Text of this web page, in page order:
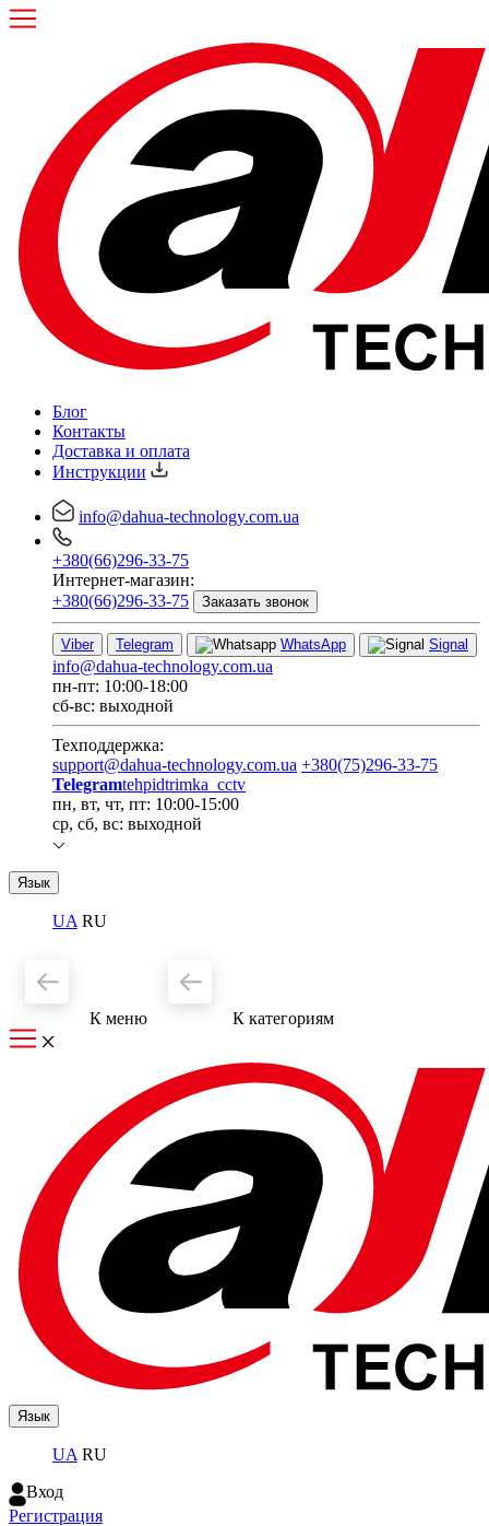
Блог
Контакты
Доставка и оплата
Инструкции
info@dahua-technology.com.ua
+380(66)296-33-75
Интернет-магазин:
+380(66)296-33-75
Заказать звонок
Viber Telegram WhatsApp Signal
info@dahua-technology.com.ua
пн-пт: 10:00-18:00
сб-вс: выходной
Техподдержка:
support@dahua-technology.com.ua +380(75)296-33-75
Telegramtehpidtrimka_cctv
пн, вт, чт, пт: 10:00-15:00
ср, сб, вс: выходной
Язык
UA RU
К меню К категориям
Язык
UA RU
Вход
Регистрация